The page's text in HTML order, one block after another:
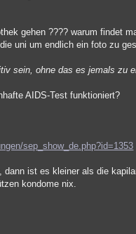
gehen ???? warum findet
uni um endlich ein foto zu
sein, ohne das es jemals zu
AIDS-Test funktioniert?
sep_show_de.php?id=1353
ist es kleiner als die
kondome nix.